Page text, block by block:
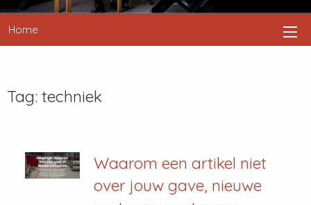
Home
Tag: techniek
Waarom een artikel niet
over jouw gave, nieuwe